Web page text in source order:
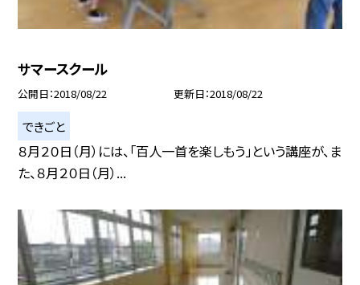
サマースクール
公開日 2018/08/22 更新日 2018/08/22
できごと
８月２０日（月）には、「百人一首を楽しもう」という講座が、ま
た、８月２０日（月）...